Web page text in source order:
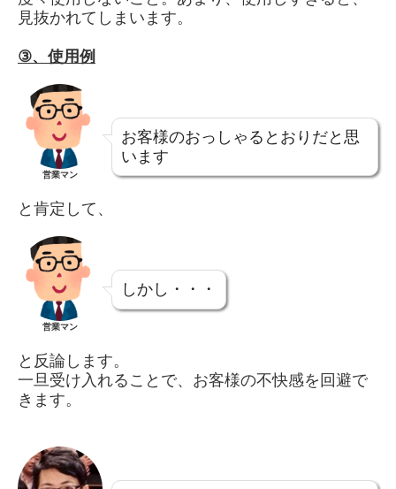
見抜かれてしまいます。
③、 使用例
営業マン
お客様のおっしゃるとおりだと思
います
と肯定して、
営業マン
しかし・・・
と反論します。
一旦受け入れることで、お客様の不快感を回避で
きます。